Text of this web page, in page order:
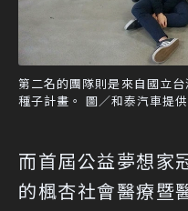
第二名的團隊則是來自國立
種子計畫。 圖／和泰汽車提供
而首屆公益夢想家
的楓杏社會醫療暨